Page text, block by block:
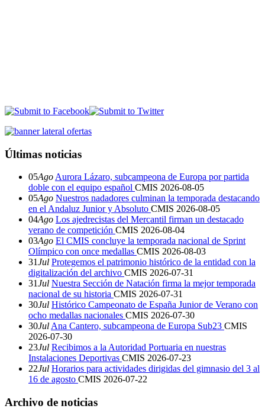
Últimas noticias
05Ago Aurora Lázaro, subcampeona de Europa por partida
doble con el equipo español CMIS 2026-08-05
05Ago Nuestros nadadores culminan la temporada destacando
en el Andaluz Junior y Absoluto CMIS 2026-08-05
04Ago Los ajedrecistas del Mercantil firman un destacado
verano de competición CMIS 2026-08-04
03Ago El CMIS concluye la temporada nacional de Sprint
Olímpico con once medallas CMIS 2026-08-03
31Jul Protegemos el patrimonio histórico de la entidad con la
digitalización del archivo CMIS 2026-07-31
31Jul Nuestra Sección de Natación firma la mejor temporada
nacional de su historia CMIS 2026-07-31
30Jul Histórico Campeonato de España Junior de Verano con
ocho medallas nacionales CMIS 2026-07-30
30Jul Ana Cantero, subcampeona de Europa Sub23 CMIS
2026-07-30
23Jul Recibimos a la Autoridad Portuaria en nuestras
Instalaciones Deportivas CMIS 2026-07-23
22Jul Horarios para actividades dirigidas del gimnasio del 3 al
16 de agosto CMIS 2026-07-22
Archivo de noticias